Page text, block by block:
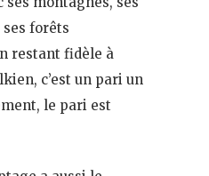
forêts
restant fidèle à
c’est un pari un
le pari est